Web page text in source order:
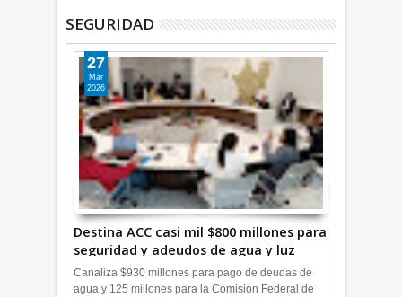
SEGURIDAD
Destina ACC casi mil $800 millones para
seguridad y adeudos de agua y luz
+Video
27
Mar
2026
Canaliza $930 millones para pago de deudas de
agua y 125 millones para la Comisión Federal de